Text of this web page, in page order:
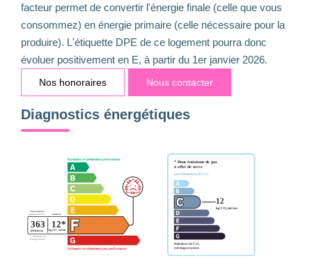
facteur permet de convertir l'énergie finale (celle que vous
consommez) en énergie primaire (celle nécessaire pour la
produire). L'étiquette DPE de ce logement pourra donc
évoluer positivement en E, à partir du 1er janvier 2026.
Nos honoraires Nous contacter
Diagnostics énergétiques